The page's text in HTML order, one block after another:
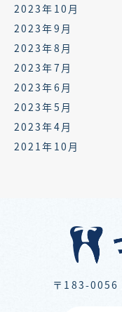
2023年10月
2023年9月
2023年8月
2023年7月
2023年6月
2023年5月
2023年4月
2021年10月
〒183-0056